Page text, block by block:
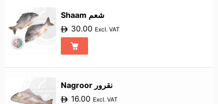
Shaam شعم
30.00 Excl. VAT
Nagroor نقرور
16.00 Excl. VAT